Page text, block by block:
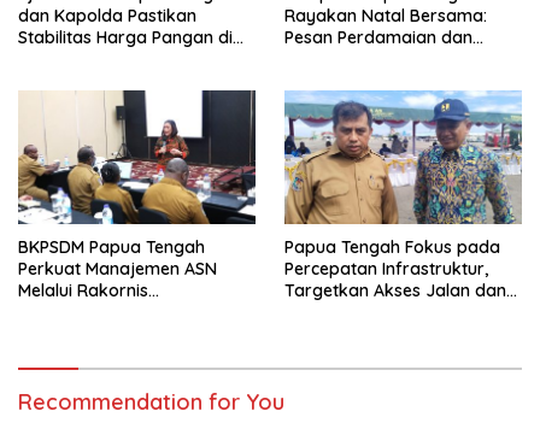
dan Kapolda Pastikan
Stabilitas Harga Pangan di
Rayakan Natal Bersama:
Pesan Perdamaian dan
BKPSDM Papua Tengah
Perkuat Manajemen ASN
Melalui Rakornis
Papua Tengah Fokus pada
Percepatan Infrastruktur,
Targetkan Akses Jalan dan
Recommendation for You